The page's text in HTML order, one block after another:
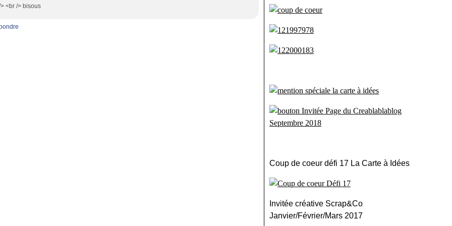
<br /> bisous
Coup de coeur défi 17 La Carte à Idées
Invitée créative Scrap&Co
Janvier/Février/Mars 2017